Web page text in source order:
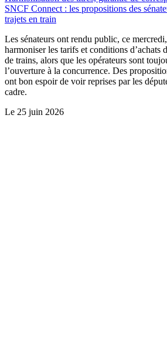
SNCF Connect : les propositions des
trajets en train
Les sénateurs ont rendu public, ce
harmoniser les tarifs et conditions d’achats
de trains, alors que les opérateurs sont
l’ouverture à la concurrence. Des
ont bon espoir de voir reprises par les
cadre.
Le 25 juin 2026